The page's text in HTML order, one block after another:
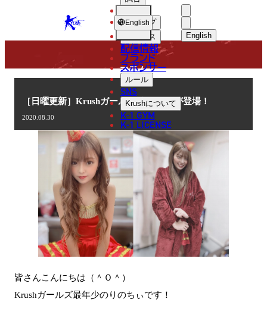
KRUSH English
ショップ
ニュース
配信情報
ブランド
スポンサー
ルール
SNS
Krushについて
K-1 GYM
K-1 LICENSE
English
COLUMN
コラム
［日曜更新］Krushガールズ 市川莉乃が登場！
2020.08.30
皆さんこんにちは（＾Ｏ＾）
Krushガールズ最年少のりのちぃです！